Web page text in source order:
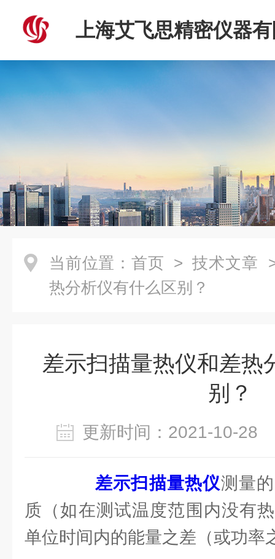
上海艾飞思精密仪器
当前位置： 首页 > 技术文章
热分析仪有什么区别？
差示扫描量热仪和差热
别？
更新时间：2021-10-
差示扫描量热仪测量
质（如在测试温度范围内没有
单位时间内的能量之差（或功率